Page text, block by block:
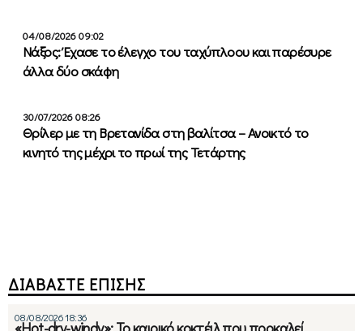
04/08/2026 09:02
Νάξος: Έχασε το έλεγχο του ταχύπλοου και παρέσυρε
άλλα δύο σκάφη
30/07/2026 08:26
Θρίλερ με τη Βρετανίδα στη βαλίτσα – Ανοικτό το
κινητό της μέχρι το πρωί της Τετάρτης
ΔΙΑΒΑΣΤΕ ΕΠΙΣΗΣ
08/08/2026 18:36